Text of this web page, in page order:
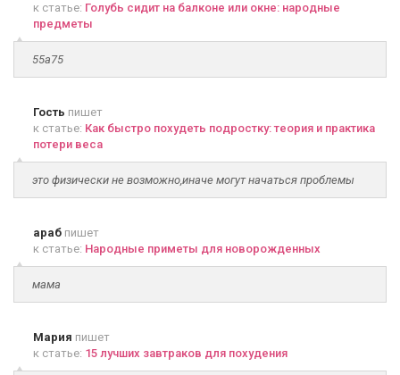
к статье: Голубь сидит на балконе или окне: народные
предметы
55а75
Гость пишет
к статье: Как быстро похудеть подростку: теория и практика
потери веса
это физически не возможно,иначе могут начаться проблемы
араб пишет
к статье: Народные приметы для новорожденных
мама
Мария пишет
к статье: 15 лучших завтраков для похудения